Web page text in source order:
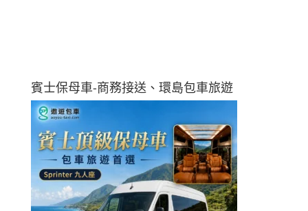
賓士保母車-商務接送、環島包車旅遊